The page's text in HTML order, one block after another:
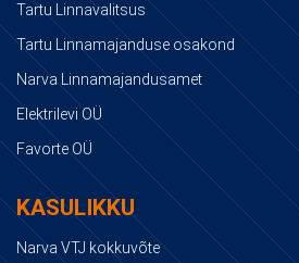
Tartu Linnavalitsus
Tartu Linnamajanduse osakond
Narva Linnamajandusamet
Elektrilevi OÜ
Favorte OÜ
KASULIKKU
Narva VTJ kokkuvõte